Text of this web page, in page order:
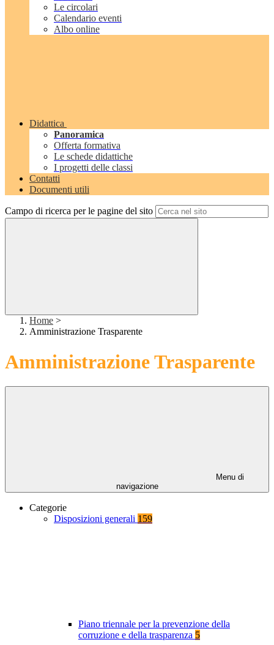
Le circolari
Calendario eventi
Albo online
Didattica
Panoramica
Offerta formativa
Le schede didattiche
I progetti delle classi
Contatti
Documenti utili
Campo di ricerca per le pagine del sito
Home >
Amministrazione Trasparente
Amministrazione Trasparente
Menu di
navigazione
Categorie
Disposizioni generali 159
Piano triennale per la prevenzione della
corruzione e della trasparenza 5